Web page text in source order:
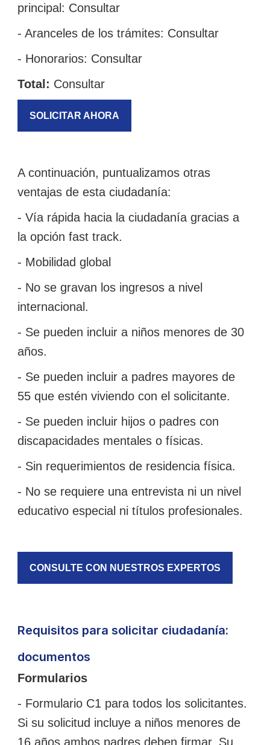
principal: Consultar
- Aranceles de los trámites: Consultar
- Honorarios: Consultar
Total: Consultar
SOLICITAR AHORA
A continuación, puntualizamos otras
ventajas de esta ciudadanía:
- Vía rápida hacia la ciudadanía gracias a
la opción fast track.
- Mobilidad global
- No se gravan los ingresos a nivel
internacional.
- Se pueden incluir a niños menores de 30
años.
- Se pueden incluir a padres mayores de
55 que estén viviendo con el solicitante.
- Se pueden incluir hijos o padres con
discapacidades mentales o físicas.
- Sin requerimientos de residencia física.
- No se requiere una entrevista ni un nivel
educativo especial ni títulos profesionales.
CONSULTE CON NUESTROS EXPERTOS
Requisitos para solicitar ciudadanía:
documentos
Formularios
- Formulario C1 para todos los solicitantes.
Si su solicitud incluye a niños menores de
16 años ambos padres deben firmar. Su